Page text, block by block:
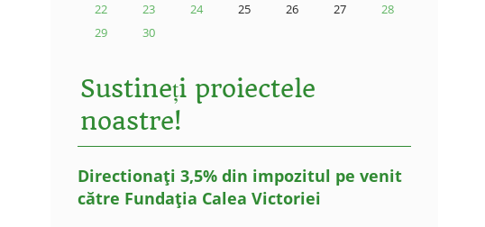
22
23 24 25 26 27
28
29
30
Sustineți proiectele
noastre!
Directionați 3,5% din impozitul pe venit
către Fundația Calea Victoriei